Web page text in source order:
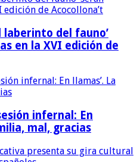
laberinto del fauno’
en la XVI edición de
infernal: En
mal, gracias